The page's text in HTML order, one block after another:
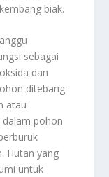
biak.
sebagai
dan
ditebang
atau
pohon
Hutan yang
untuk